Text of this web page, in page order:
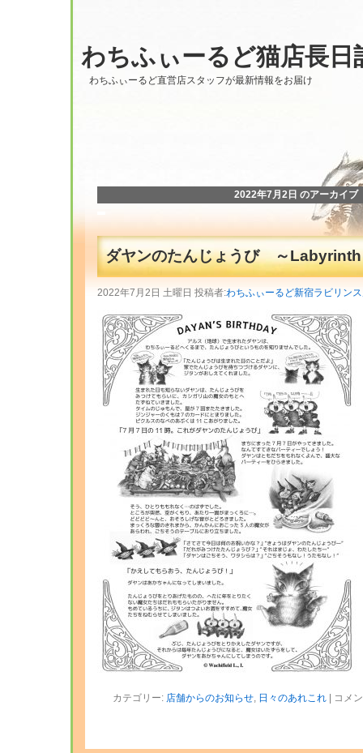
わちふぃーるど猫店長日
わちふぃーるど直営店スタッフが最新情報をお届け
2022年7月2日 のアーカイブ
ダヤンのたんじょうび ～
2022年7月2日 土曜日 投稿者:わちふぃーるど新宿ラビリン
カテゴリー: 店舗からのお知らせ, 日々のあれこれ| コメ